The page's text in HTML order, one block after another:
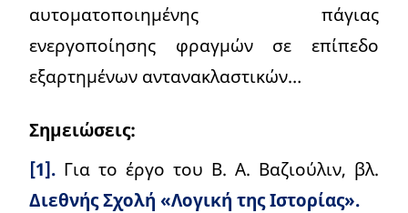
αυτοματοποιημένης πάγιας
ενεργοποίησης φραγμών σε επίπεδο
εξαρτημένων αντανακλαστικών…
Σημειώσεις:
[1]. Για το έργο του Β. Α. Βαζιούλιν, βλ.
Διεθνής Σχολή «Λογική της Ιστορίας».